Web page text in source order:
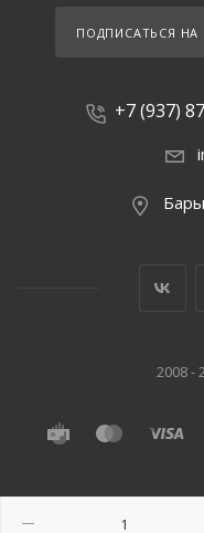
ПОДПИСАТЬСЯ НА
+7 (937)
2008 -